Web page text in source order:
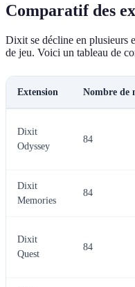
Comparatif des
Dixit se décline en plusieurs
de jeu. Voici un tableau de
Extension Nombre de
Dixit
Odyssey
84
Dixit
Memories
84
Dixit
Quest
84